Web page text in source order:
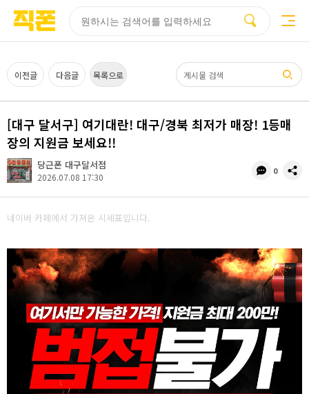
이전글 다음글 목록으로
[대구 달서구] 여기대란! 대구/경북 최저가 매장! 1등매
장의 지원금 보세요!!
당근폰 대구달서점
2026.07.08 17:30
댓
수
0
공
네이버 카페에서 가져온 시세표입니다.
페이지
페이지
페이지
페이지